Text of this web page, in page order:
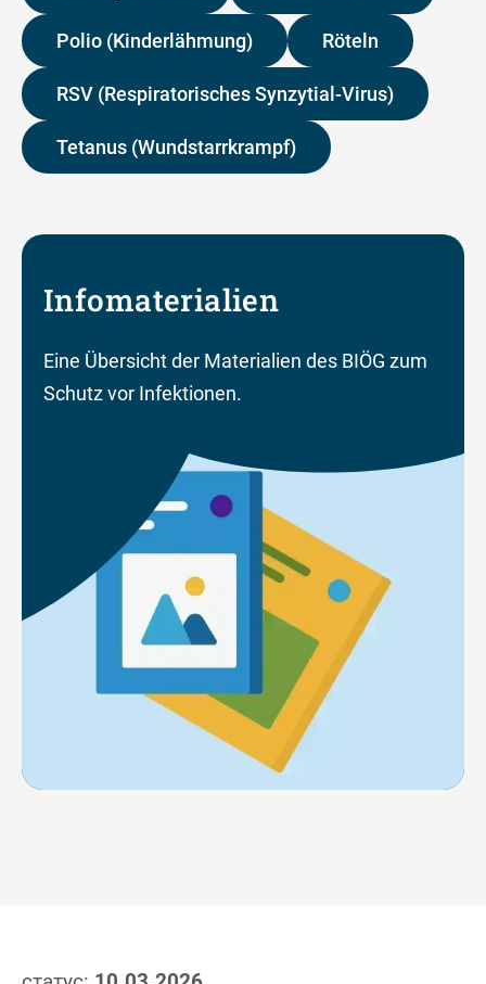
Polio (Kinderlähmung) Röteln
RSV (Respiratorisches Synzytial-Virus)
Tetanus (Wundstarrkrampf)
Infomaterialien
Eine Übersicht der Materialien des BIÖG zum
Schutz vor Infektionen.